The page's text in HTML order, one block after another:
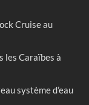
Cruise au
les Caraïbes à
système d’eau